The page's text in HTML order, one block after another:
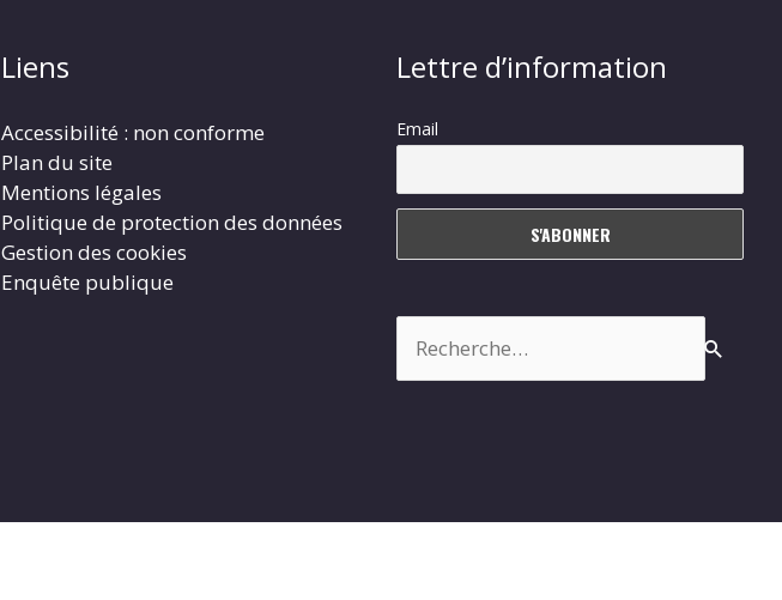
Liens
Accessibilité : non conforme
Plan du site
Mentions légales
Politique de protection des données
Gestion des cookies
Enquête publique
Lettre d’information
Email